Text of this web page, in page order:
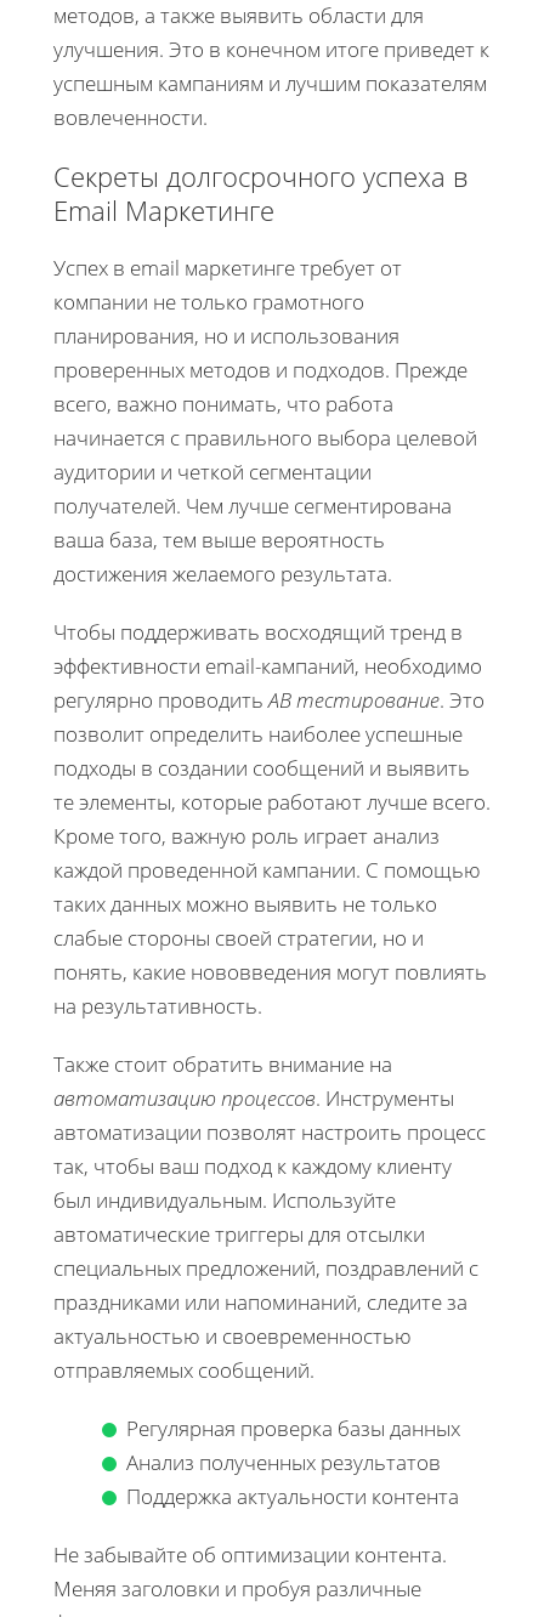
методов, а также выявить области для
улучшения. Это в конечном итоге приведет к
успешным кампаниям и лучшим показателям
вовлеченности.
Секреты долгосрочного успеха в
Email Маркетинге
Успех в email маркетинге требует от
компании не только грамотного
планирования, но и использования
проверенных методов и подходов. Прежде
всего, важно понимать, что работа
начинается с правильного выбора целевой
аудитории и четкой сегментации
получателей. Чем лучше сегментирована
ваша база, тем выше вероятность
достижения желаемого результата.
Чтобы поддерживать восходящий тренд в
эффективности email-кампаний, необходимо
регулярно проводитьAB тестирование. Это
позволит определить наиболее успешные
подходы в создании сообщений и выявить
те элементы, которые работают лучше всего.
Кроме того, важную роль играет анализ
каждой проведенной кампании. С помощью
таких данных можно выявить не только
слабые стороны своей стратегии, но и
понять, какие нововведения могут повлиять
на результативность.
Также стоит обратить внимание на
автоматизацию процессов. Инструменты
автоматизации позволят настроить процесс
так, чтобы ваш подход к каждому клиенту
был индивидуальным. Используйте
автоматические триггеры для отсылки
специальных предложений, поздравлений с
праздниками или напоминаний, следите за
актуальностью и своевременностью
отправляемых сообщений.
Регулярная проверка базы данных
Анализ полученных результатов
Поддержка актуальности контента
Не забывайте об оптимизации контента.
Меняя заголовки и пробуя различные